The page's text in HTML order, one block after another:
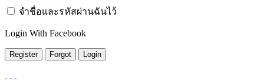
จำชื่อและรหัสผ่านฉันไว้
Login With Facebook